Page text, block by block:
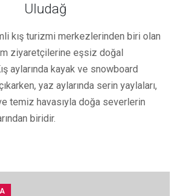
Uludağ
kış turizmi merkezlerinden biri olan
ziyaretçilerine eşsiz doğal
aylarında kayak ve snowboard
yaz aylarında serin yaylaları,
temiz havasıyla doğa severlerin
biridir.